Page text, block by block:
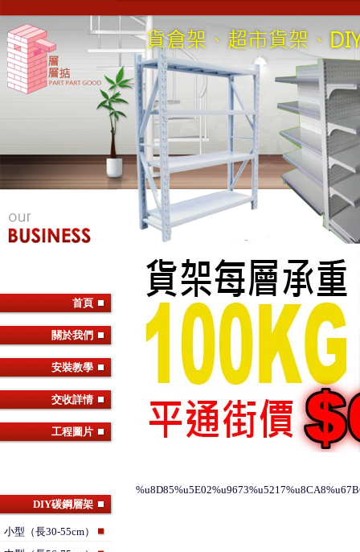
首頁
關於我們
安裝教學
交收詳情
工程圖片
DIY碳鋼層架
小型（長30-55cm）